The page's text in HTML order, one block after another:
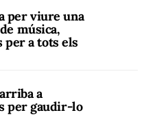
per viure una
música,
a tots els
a
per gaudir-lo